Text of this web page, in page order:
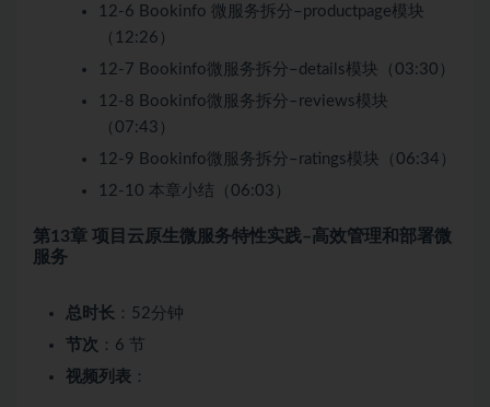
12-6 Bookinfo 微服务拆分–productpage模块
（12:26）
12-7 Bookinfo微服务拆分–details模块（03:30）
12-8 Bookinfo微服务拆分–reviews模块
（07:43）
12-9 Bookinfo微服务拆分–ratings模块（06:34）
12-10 本章小结（06:03）
第13章 项目云原生微服务特性实践–高效管理和部署微
服务
总时长 ：52分钟
节次 ：6 节
视频列表 ：